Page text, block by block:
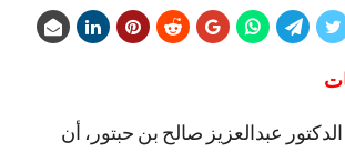
عبدالعزيز صالح بن حبتور، أن